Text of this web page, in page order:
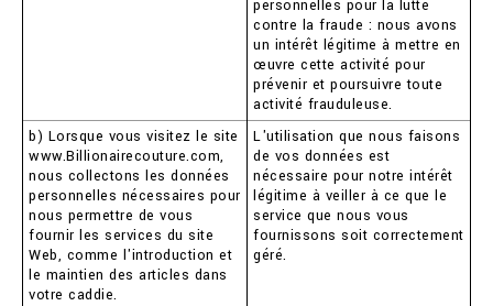
personnelles pour la lutte
contre la fraude : nous avons
un intérêt légitime à mettre en
œuvre cette activité pour
prévenir et poursuivre toute
activité frauduleuse.
b) Lorsque vous visitez le site
www.Billionairecouture.com,
nous collectons les données
personnelles nécessaires pour
nous permettre de vous
fournir les services du site
Web, comme l'introduction et
le maintien des articles dans
votre caddie.
L'utilisation que nous faisons
de vos données est
nécessaire pour notre intérêt
légitime à veiller à ce que le
service que nous vous
fournissons soit correctement
géré.